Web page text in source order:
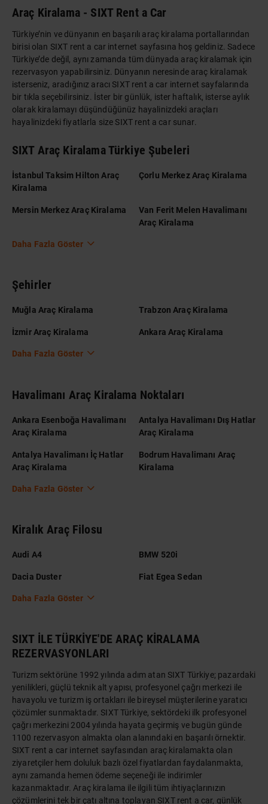
Araç Kiralama - SIXT Rent a Car
Türkiye’nin ve dünyanın en başarılı araç kiralama portallarından
birisi olan SIXT rent a car internet sayfasına hoş geldiniz. Sadece
Türkiye’de değil, aynı zamanda tüm dünyada araç kiralamak için
rezervasyon yapabilirsiniz. Dünyanın neresinde araç kiralamak
isterseniz, aradığınız aracı SIXT rent a car internet sayfalarında
bir tıkla seçebilirsiniz. İster bir günlük, ister haftalık, isterse aylık
olarak kiralamayı düşündüğünüz hayalinizdeki araçları
hayalinizdeki fiyatlarla size SIXT rent a car sunar.
SIXT Araç Kiralama Türkiye Şubeleri
İstanbul Taksim Hilton Araç
Kiralama
Çorlu Merkez Araç Kiralama
Mersin Merkez Araç Kiralama
Van Ferit Melen Havalimanı
Araç Kiralama
Daha Fazla Göster
Şehirler
Muğla Araç Kiralama Trabzon Araç Kiralama
İzmir Araç Kiralama Ankara Araç Kiralama
Daha Fazla Göster
Havalimanı Araç Kiralama Noktaları
Ankara Esenboğa Havalimanı
Araç Kiralama
Antalya Havalimanı Dış Hatlar
Araç Kiralama
Antalya Havalimanı İç Hatlar
Araç Kiralama
Bodrum Havalimanı Araç
Kiralama
Daha Fazla Göster
Kiralık Araç Filosu
Audi A4 BMW 520i
Dacia Duster Fiat Egea Sedan
Daha Fazla Göster
SIXT İLE TÜRKİYE'DE ARAÇ KİRALAMA
REZERVASYONLARI
Turizm sektörüne 1992 yılında adım atan SIXT Türkiye; pazardaki
yenilikleri, güçlü teknik alt yapısı, profesyonel çağrı merkezi ile
havayolu ve turizm iş ortakları ile bireysel müşterilerine yaratıcı
çözümler sunmaktadır. SIXT Türkiye, sektördeki ilk profesyonel
çağrı merkezini 2004 yılında hayata geçirmiş ve bugün günde
1100 rezervasyon almakta olan alanındaki en başarılı örnektir.
SIXT rent a car internet sayfasından araç kiralamakta olan
ziyaretçiler hem doluluk bazlı özel fiyatlardan faydalanmakta,
aynı zamanda hemen ödeme seçeneği ile indirimler
kazanmaktadır. Araç kiralama ile ilgili tüm ihtiyaçlarınızın
çözümlerini tek bir çatı altına toplayan SIXT rent a car, günlük